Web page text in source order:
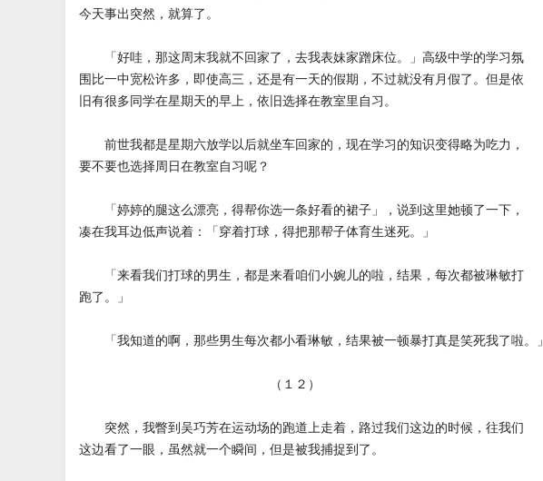
今天事出突然，就算了。
「好哇，那这周末我就不回家了，去我表妹家蹭床位。」高级中学的学习氛
围比一中宽松许多，即使高三，还是有一天的假期，不过就没有月假了。但是依
旧有很多同学在星期天的早上，依旧选择在教室里自习。
前世我都是星期六放学以后就坐车回家的，现在学习的知识变得略为吃力，
要不要也选择周日在教室自习呢？
「婷婷的腿这么漂亮，得帮你选一条好看的裙子」，说到这里她顿了一下，
凑在我耳边低声说着：「穿着打球，得把那帮子体育生迷死。」
「来看我们打球的男生，都是来看咱们小婉儿的啦，结果，每次都被琳敏打
跑了。」
「我知道的啊，那些男生每次都小看琳敏，结果被一顿暴打真是笑死我了啦。」
（１２）
突然，我瞥到吴巧芳在运动场的跑道上走着，路过我们这边的时候，往我们
这边看了一眼，虽然就一个瞬间，但是被我捕捉到了。